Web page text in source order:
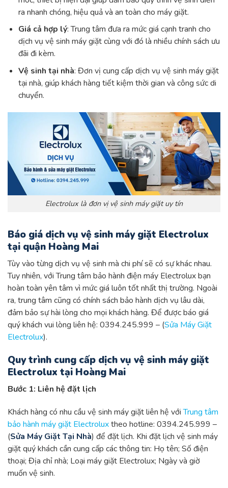
ra nhanh chóng, hiệu quả và an toàn cho máy giặt.
Giá cả hợp lý: Trung tâm đưa ra mức giá cạnh tranh cho
dịch vụ vệ sinh máy giặt cùng với đó là nhiều chính sách ưu
đãi đi kèm.
Vệ sinh tại nhà: Đơn vị cung cấp dịch vụ vệ sinh máy giặt
tại nhà, giúp khách hàng tiết kiệm thời gian và công sức di
chuyển.
Electrolux là đơn vị vệ sinh máy giặt uy tín
Báo giá dịch vụ vệ sinh máy giặt Electrolux
tại quận Hoàng Mai
Tùy vào từng dịch vụ vệ sinh mà chi phí sẽ có sự khác nhau.
Tuy nhiên, với Trung tâm bảo hành điện máy Electrolux bạn
hoàn toàn yên tâm vì mức giá luôn tốt nhất thị trường. Ngoài
ra, trung tâm cũng có chính sách bảo hành dịch vụ lâu dài,
đảm bảo sự hài lòng cho mọi khách hàng. Để được báo giá
quý khách vui lòng liên hệ: 0394.245.999 – (Sửa Máy Giặt
Electrolux).
Quy trình cung cấp dịch vụ vệ sinh máy giặt
Electrolux tại Hoàng Mai
Bước 1: Liên hệ đặt lịch
Khách hàng có nhu cầu vệ sinh máy giặt liên hệ vớiTrung tâm
bảo hành máy giặt Electroluxtheo hotline: 0394.245.999 –
(Sửa Máy Giặt Tại Nhà) để đặt lịch. Khi đặt lịch vệ sinh máy
giặt quý khách cần cung cấp các thông tin: Họ tên; Số điện
thoại; Địa chỉ nhà; Loại máy giặt Electrolux; Ngày và giờ
muốn vệ sinh.